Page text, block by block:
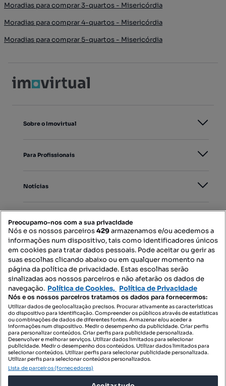
Moradias para comprar 3-quartos - Misericórdia
Moradias para comprar 4-quartos - Misericórdia
Moradias para comprar 5-quartos - Misericórdia
Sobre o Imovirtual
Para Profissionais
Notícias
Mapa do Site
Contacte-nos
SIGA-NOS:
DESCARREGAR NA:
Preocupamo-nos com a sua privacidade
Nós e os nossos parceiros429armazenamos e/ou acedemos a
informações num dispositivo, tais como identificadores únicos
em cookies para tratar dados pessoais. Pode aceitar ou gerir as
suas escolhas clicando abaixo ou em qualquer momento na
página da política de privacidade. Estas escolhas serão
sinalizadas aos nossos parceiros e não afetarão os dados de
navegação. Política de Cookies, Política de Privacidade
Nós e os nossos parceiros tratamos os dados para fornecermos:
Utilizar dados de geolocalização precisos. Procurar ativamente as características
do dispositivo para identificação. Compreender os públicos através de estatísticas
ou combinações de dados de diferentes fontes. Armazenar e/ou aceder a
informações num dispositivo. Medir o desempenho da publicidade. Criar perfis
para personalizar conteúdos. Criar perfis para publicidade personalizada.
Desenvolver e melhorar serviços. Utilizar dados limitados para selecionar
publicidade. Medir o desempenho dos conteúdos. Utilizar dados limitados para
selecionar conteúdos. Utilizar perfis para selecionar publicidade personalizada.
Utilizar perfis para selecionar conteúdos personalizados.
Lista de parceiros (fornecedores)